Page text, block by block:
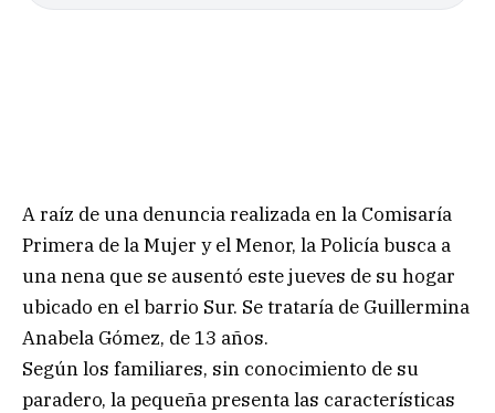
A raíz de una denuncia realizada en la Comisaría
Primera de la Mujer y el Menor, la Policía busca a
una nena que se ausentó este jueves de su hogar
ubicado en el barrio Sur. Se trataría de Guillermina
Anabela Gómez, de 13 años.
Según los familiares, sin conocimiento de su
paradero, la pequeña presenta las características